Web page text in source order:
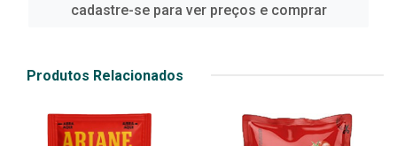
cadastre-se para ver preços e comprar
Produtos Relacionados